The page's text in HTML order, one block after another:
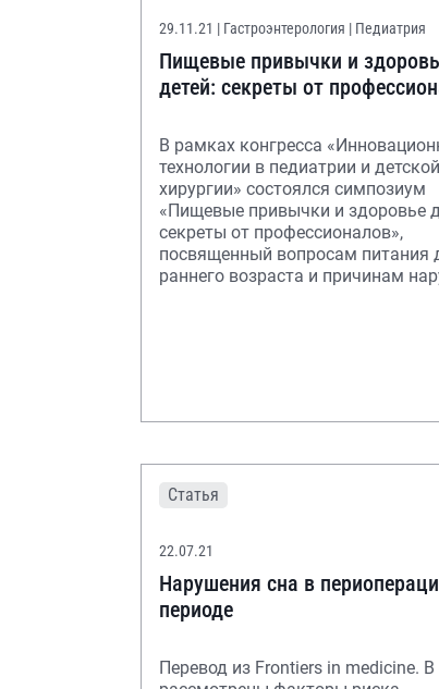
29.11.21 | Гастроэнтерология | Педиатрия
Пищевые привычки и
детей: секреты от
В рамках конгресса
технологии в педиатрии и детской
хирургии» состоялся симпозиум
«Пищевые привычки и здоровье
секреты от профессионалов»,
посвященный вопросам питания
раннего возраста и причинам
Статья
22.07.21
Нарушения сна в
периоде
Перевод из Frontiers in medicine. В